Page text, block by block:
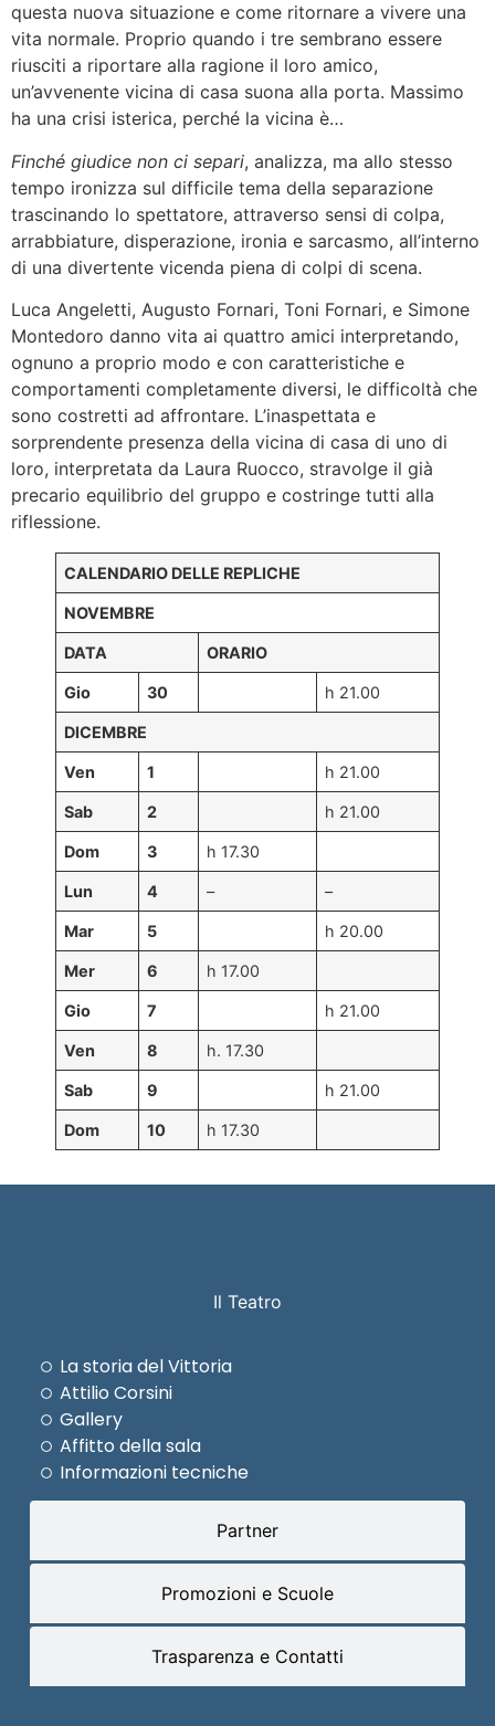
questa nuova situazione e come ritornare a vivere una
vita normale. Proprio quando i tre sembrano essere
riusciti a riportare alla ragione il loro amico,
un’avvenente vicina di casa suona alla porta. Massimo
ha una crisi isterica, perché la vicina è…
Finché giudice non ci separi, analizza, ma allo stesso
tempo ironizza sul difficile tema della separazione
trascinando lo spettatore, attraverso sensi di colpa,
arrabbiature, disperazione, ironia e sarcasmo, all’interno
di una divertente vicenda piena di colpi di scena.
Luca Angeletti, Augusto Fornari, Toni Fornari, e Simone
Montedoro danno vita ai quattro amici interpretando,
ognuno a proprio modo e con caratteristiche e
comportamenti completamente diversi, le difficoltà che
sono costretti ad affrontare. L’inaspettata e
sorprendente presenza della vicina di casa di uno di
loro, interpretata da Laura Ruocco, stravolge il già
precario equilibrio del gruppo e costringe tutti alla
riflessione.
CALENDARIO DELLE REPLICHE
NOVEMBRE
DATA ORARIO
Gio 30 h 21.00
DICEMBRE
Ven 1 h 21.00
Sab 2 h 21.00
Dom 3 h 17.30
Lun 4 – –
Mar 5 h 20.00
Mer 6 h 17.00
Gio 7 h 21.00
Ven 8 h. 17.30
Sab 9 h 21.00
Dom 10 h 17.30
Il Teatro
Partner
Promozioni e Scuole
Trasparenza e Contatti
La storia del Vittoria
Attilio Corsini
Gallery
Affitto della sala
Informazioni tecniche